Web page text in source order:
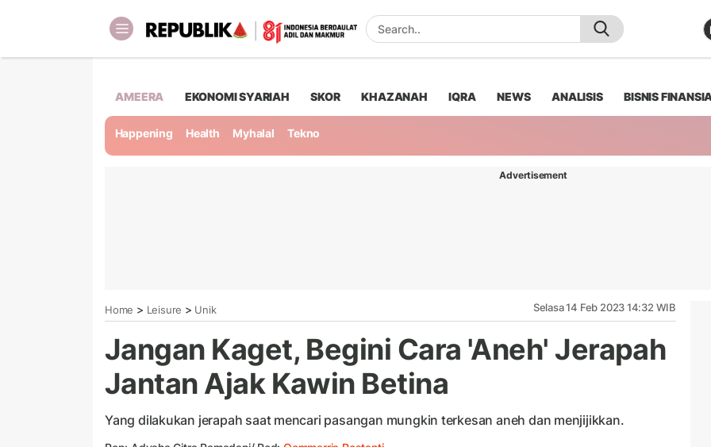
AMEERA EKONOMI SYARIAH SKOR KHAZANAH IQRA NEWS ANALISIS BISNIS
Happening Health Myhalal Tekno
Advertisement
Home > Leisure > Unik Selasa 14 Feb 2023 14:32 WIB
Jangan Kaget, Begini Cara 'Aneh' Jerapah
Jantan Ajak Kawin Betina
Yang dilakukan jerapah saat mencari pasangan mungkin terkesan aneh dan menjijikkan.